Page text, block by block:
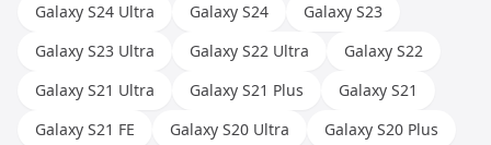
Galaxy S24 Ultra Galaxy S24
Galaxy S23
Galaxy S23 Ultra
Galaxy S22 Ultra
Galaxy S22
Galaxy S21 Ultra
Galaxy S21 Plus
Galaxy S21
Galaxy S21 FE
Galaxy S20 Ultra
Galaxy S20 Plus